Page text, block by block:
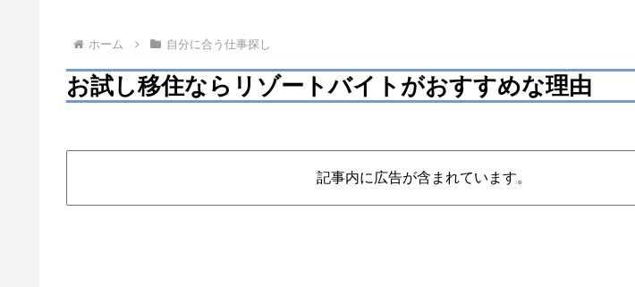
ホーム 自分に合う仕事探し
お試し移住ならリゾートバイトがおすすめな理由
記事内に広告が含まれています。